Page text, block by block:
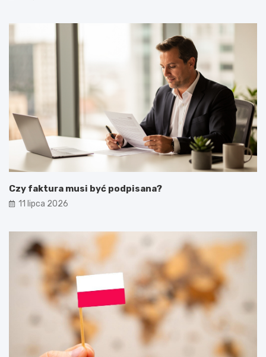
Czy faktura musi być podpisana?
11 lipca 2026